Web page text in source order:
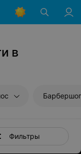
в
Фильтры